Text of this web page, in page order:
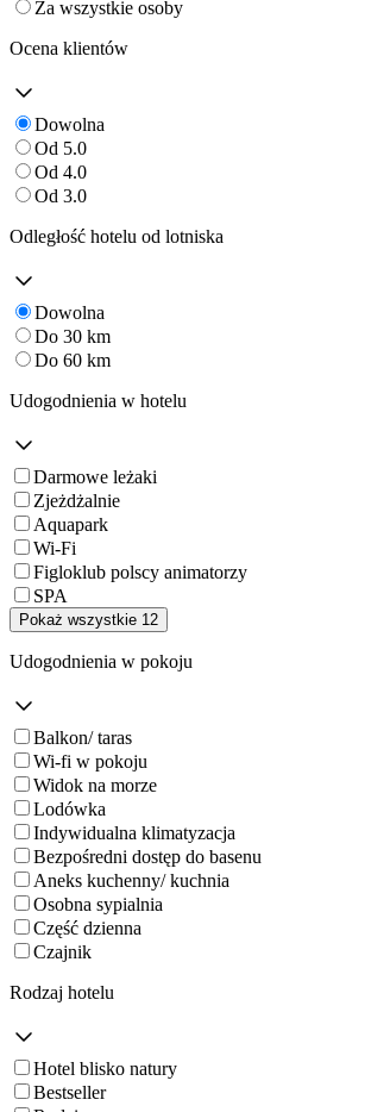
Za wszystkie osoby
Ocena klientów
Dowolna
Od 5.0
Od 4.0
Od 3.0
Odległość hotelu od lotniska
Dowolna
Do 30 km
Do 60 km
Udogodnienia w hotelu
Darmowe leżaki
Zjeżdżalnie
Aquapark
Wi-Fi
Figloklub polscy animatorzy
SPA
Pokaż wszystkie 12
Udogodnienia w pokoju
Balkon/ taras
Wi-fi w pokoju
Widok na morze
Lodówka
Indywidualna klimatyzacja
Bezpośredni dostęp do basenu
Aneks kuchenny/ kuchnia
Osobna sypialnia
Część dzienna
Czajnik
Rodzaj hotelu
Hotel blisko natury
Bestseller